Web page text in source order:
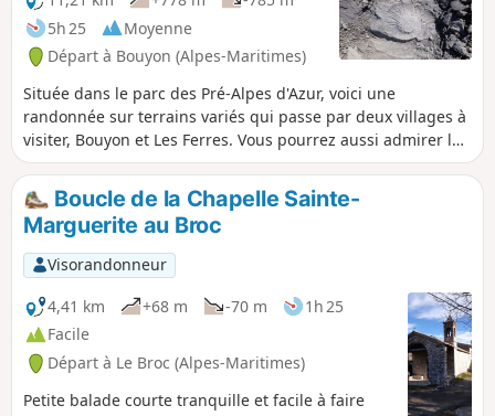
5h 25
Moyenne
Départ à Bouyon (Alpes-Maritimes)
Située dans le parc des Pré-Alpes d'Azur, voici une
randonnée sur terrains variés qui passe par deux villages à
visiter, Bouyon et Les Ferres. Vous pourrez aussi admirer les
spectaculaires paysages montagneux, un étonnant oratoire
et surplomber les eaux vertes de l'Estéron, affluent du Var.
Le circuit est balisé presque de bout en bout par des
panneaux et des marques Jaunes.
Boucle de la Chapelle Sainte-
Marguerite au Broc
Visorandonneur
4,41 km
+68 m -70 m
1h 25
Facile
Départ à Le Broc (Alpes-Maritimes)
Petite balade courte tranquille et facile à faire